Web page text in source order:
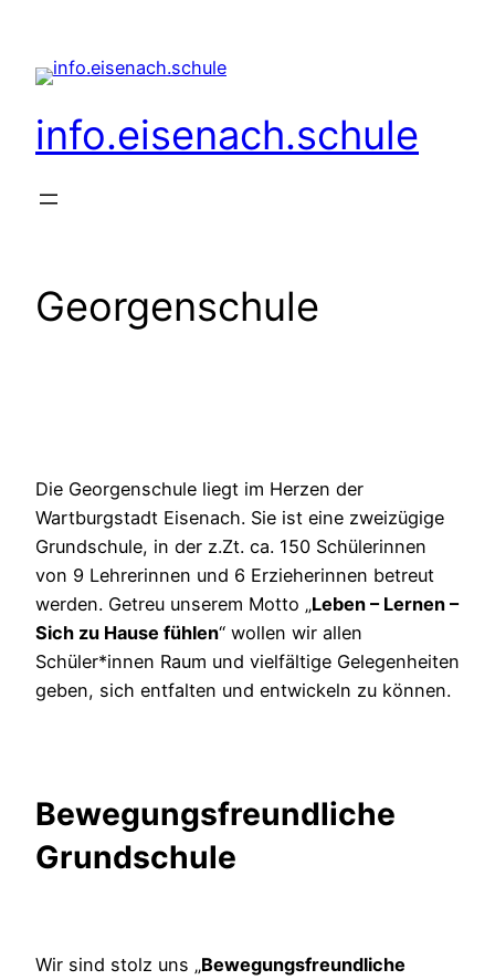
springen
info.eisenach.schule
Georgenschule
Die Georgenschule liegt im Herzen der
Wartburgstadt Eisenach. Sie ist eine zweizügige
Grundschule, in der z.Zt. ca. 150 Schülerinnen
von 9 Lehrerinnen und 6 Erzieherinnen betreut
werden. Getreu unserem Motto „Leben – Lernen –
Sich zu Hause fühlen“ wollen wir allen
Schüler*innen Raum und vielfältige Gelegenheiten
geben, sich entfalten und entwickeln zu können.
Bewegungsfreundliche
Grundschule
Wir sind stolz uns „Bewegungsfreundliche